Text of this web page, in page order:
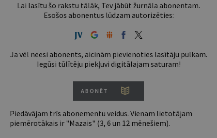
Lai lasītu šo rakstu tālāk, Tev jābūt žurnāla abonentam.
Esošos abonentus lūdzam autorizēties:
Ja vēl neesi abonents, aicinām pievienoties lasītāju pulkam.
Iegūsi tūlītēju piekļuvi digitālajam saturam!
ABONĒT
Piedāvājam trīs abonementu veidus. Vienam lietotājam
piemērotākais ir "Mazais" (3, 6 un 12 mēnešiem).